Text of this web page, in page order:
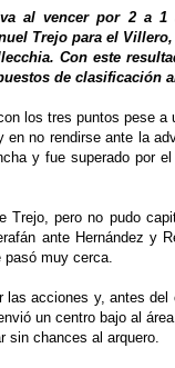
al vencer por 2 a 1
Trejo para el
Con este
de clasificación
los tres puntos pese
no rendirse ante la
y fue superado por
pero no pudo
ante Hernández y
pasó muy cerca.
acciones y, antes
un centro bajo al
sin chances al arquero.